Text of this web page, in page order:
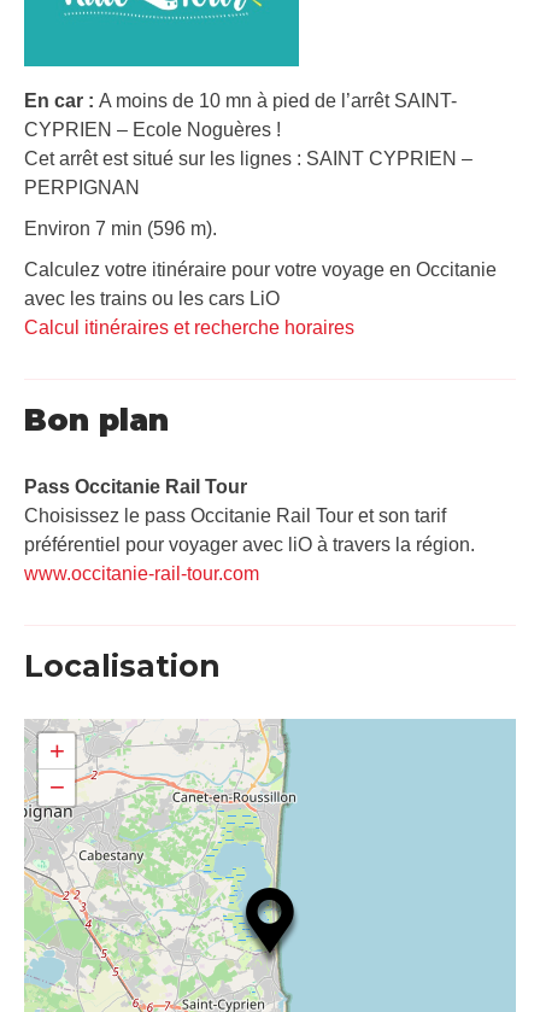
En car : A moins de 10 mn à pied de l’arrêt SAINT-
CYPRIEN – Ecole Noguères !
Cet arrêt est situé sur les lignes : SAINT CYPRIEN –
PERPIGNAN
Environ 7 min (596 m).
Calculez votre itinéraire pour votre voyage en Occitanie
avec les trains ou les cars LiO
Calcul itinéraires et recherche horaires
Bon plan
Pass Occitanie Rail Tour​
Choisissez le pass Occitanie Rail Tour et son tarif
préférentiel pour voyager avec liO à travers la région.
www.occitanie-rail-tour.com
Localisation
+
−